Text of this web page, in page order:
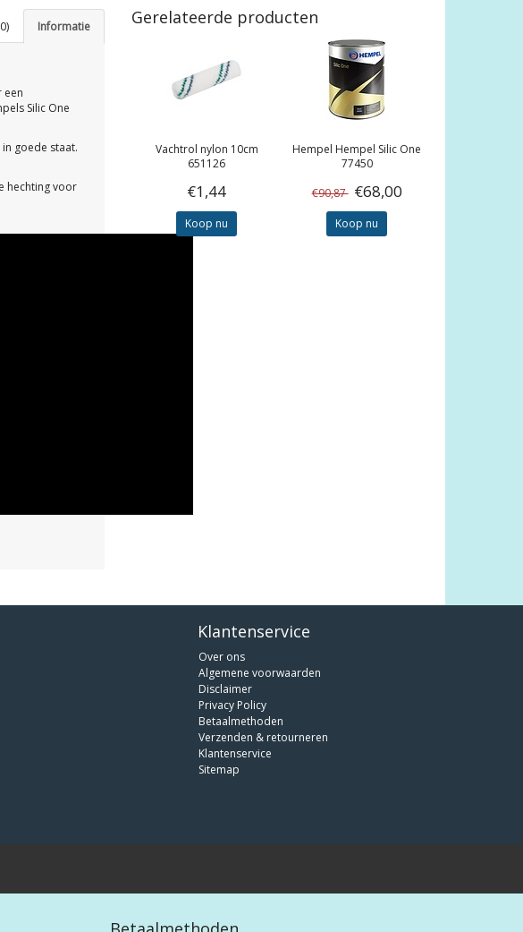
Informatie
een
Silic One
goede staat.
hechting voor
Gerelateerde producten
Vachtrol nylon 10cm
651126
€1,44
Koop nu
Hempel Hempel Silic One
77450
€90,87 €68,00
Koop nu
Klantenservice
Over ons
Algemene voorwaarden
Disclaimer
Privacy Policy
Betaalmethoden
Verzenden & retourneren
Klantenservice
Sitemap